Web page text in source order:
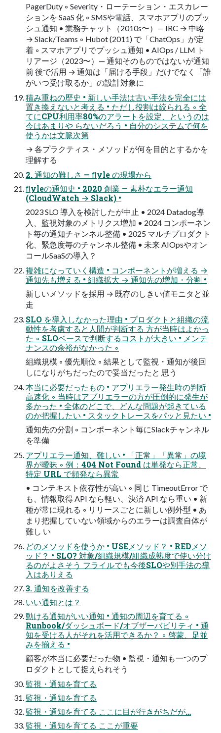
PagerDuty ◦ Severity・ローテーション・エスカレー
ションを SaaS 化 ◦ SMSや電話、スマホアプリのプッ
シュ通知 • 業務チャット（2010s〜）— IRC → 中略
→ Slack/Teams ◦ Hubot (2011) で「ChatOps」が定
着 ◦ スマホアプリでプッシュ通知 • AIOps / LLM ト
リアージ（2023〜）— 通知そのものではないが通知
前 後で活用 → 通知は「届ける手段」だけでなく「誰
がいつ受け取るか」の設計対象に
積み重ねの歴史 • 新しい手法は古い手法を完全には
置き換えないと考える • ただし役割は絞られる ◦ 全
てにCPU利用率80%のアラートを設定、というのは
今はあまりや らないだろう • 自分のシステムで何を
使うかは文脈次第
→ 各プラクティス・メソッドが何を目的とするかを
理解する
2. 通知の難しさ — ﬂyle の現場から
ﬂyleの通知史 • 2020 創業 — 素朴なエラー通知
(CloudWatch → Slack) •
2023 SLO 導入を検討したが中止 • 2024 Datadog導
入、監視対象のメトリクス増加 • 2024 コンポーネン
ト毎の通知チャンネル整備 • 2025 マルチプロダクト
化、緊急度毎のチャンネル整備 • 未来 AIOpsやオン
コールSaaSの導入？
複雑になっていく構造 • コンポーネントが増える →
通知先も増える • 組織拡大 → 通知先の増加・分割 •
新しいメソッドを採用 → 既存のしきい値モニタと並
走
SLO を導入しなかった理由 • プロダクトと組織の流
動性を考慮すると人間が判断する 方が当時はよかっ
た ◦ SLOベースで判断するコストが大きい • メンテ
ナンスの余裕がなかった ◦
組織規模 ◦ 優先順位 ◦ 結果として監視・通知が後回
しになりがちだったので妥当だったと 思う
本当に必要だったもの • アプリエラー発生時の判断
高速化 ◦ 当時はアプリエラーの方が圧倒的に発生が
多かった • 全体のどこで、どんな問題が起きている
のか把握したい • スタックトレースをパッと見たい •
通知先の分割 ◦ コンポーネント毎にSlackチャンネル
を準備
アプリエラー通知、難しい • 「正常」「異常」の境
界が曖昧 ◦ 例：404 Not Found は単発なら正常、
特定 URL で頻発なら異常
• コンテキスト依存性が高い ◦ 同じ TimeoutError で
も、情報取得 API なら軽い、決済 API なら重い • 新
種が常に現れる ◦ リリースごとに新しい例外型 • あ
まり把握していない領域からのエラーは調査自体が
難し い
どのメソッドを使うか • USEメソッド？ • REDメソ
ッド？ • SLO? 対象/組織規模/組織成熟度で使い分け
るのがよさそう フライルでも今後SLOや別手法の導
入はありえる
3. 通知を改善する
いい通知とは？
動ける通知がいい通知 • 通知の周辺を育てる ◦
Runbook/ダッシュボード/オブザーバビリティ • 通
知を受ける人がそれを活用できるか？ ◦ 啓蒙、足並
みを揃える •
顧客が本当に必要だった物 • 監視・通知も一つのプ
ロダクトとして捉えられそう
監視・通知を育てる
監視・通知を育てる
監視・通知を育てる ここに目が行きがちだが…
監視・通知を育てる ここが重要